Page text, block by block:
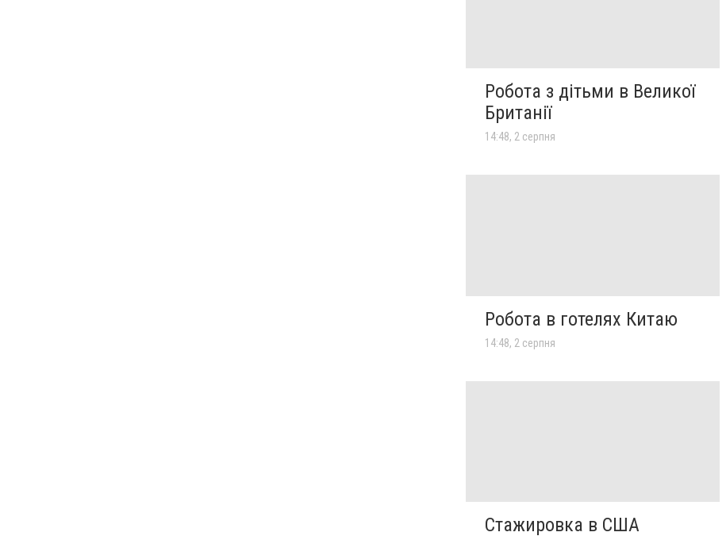
Робота з дітьми в Великої
Британії
14:48, 2 серпня
Робота в готелях Китаю
14:48, 2 серпня
Стажировка в США